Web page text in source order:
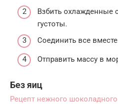
Взбить охлажденные
густоты.
Соединить все
Отправить массу в
Без яиц
Рецепт нежного